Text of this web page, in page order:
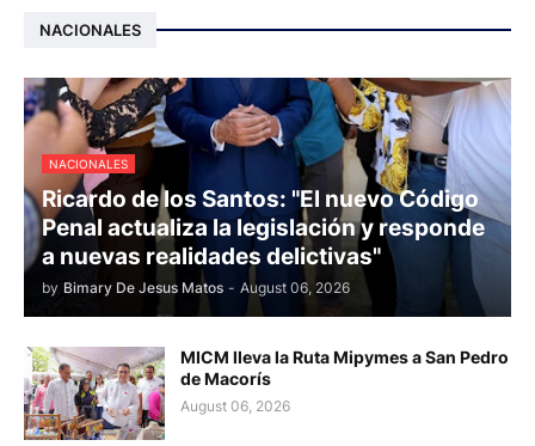
NACIONALES
NACIONALES
Ricardo de los Santos: "El nuevo Código
Penal actualiza la legislación y responde
a nuevas realidades delictivas"
by Bimary De Jesus Matos - August 06, 2026
MICM lleva la Ruta Mipymes a San Pedro
de Macorís
August 06, 2026